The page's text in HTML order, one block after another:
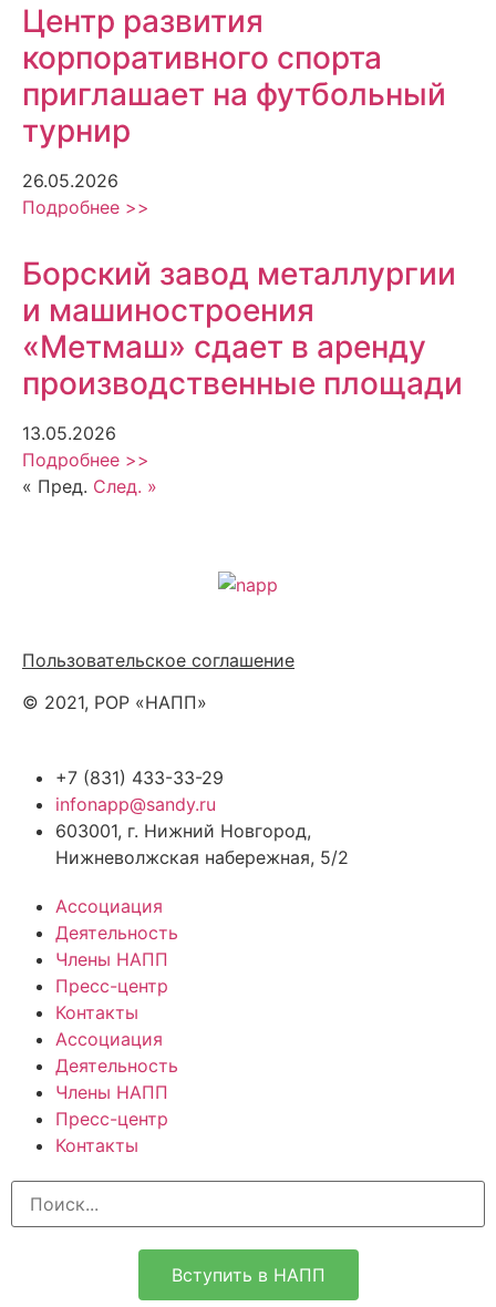
Центр развития
корпоративного спорта
приглашает на футбольный
турнир
26.05.2026
Подробнее >>
Борский завод металлургии
и машиностроения
«Метмаш» сдает в аренду
производственные площади
13.05.2026
Подробнее >>
« Пред. След. »
Пользовательское соглашение
© 2021, РОР «НАПП»
+7 (831) 433-33-29
infonapp@sandy.ru
603001, г. Нижний Новгород,
Нижневолжская набережная, 5/2
Ассоциация
Деятельность
Члены НАПП
Пресс-центр
Контакты
Ассоциация
Деятельность
Члены НАПП
Пресс-центр
Контакты
Вступить в НАПП